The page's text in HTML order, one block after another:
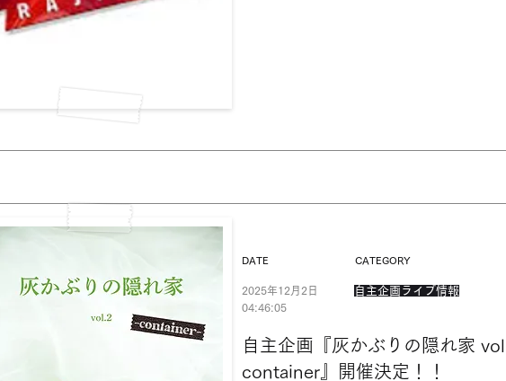
DATE
2025年12月2日
04:46:05
CATEGORY
自主企画ライブ情報
自主企画『灰かぶりの隠れ家
container』開催決定！！